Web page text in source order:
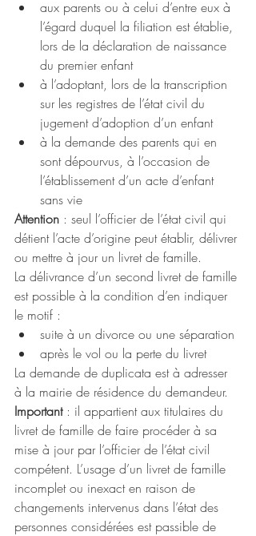
aux parents ou à celui d’entre eux à
l’égard duquel la filiation est établie,
lors de la déclaration de naissance
du premier enfant
à l’adoptant, lors de la transcription
sur les registres de l’état civil du
jugement d’adoption d’un enfant
à la demande des parents qui en
sont dépourvus, à l’occasion de
l’établissement d’un acte d’enfant
sans vie
Attention : seul l’officier de l’état civil qui
détient l’acte d’origine peut établir, délivrer
ou mettre à jour un livret de famille.
La délivrance d’un second livret de famille
est possible à la condition d’en indiquer
le motif :
suite à un divorce ou une séparation
après le vol ou la perte du livret
La demande de duplicata est à adresser
à la mairie de résidence du demandeur.
Important : il appartient aux titulaires du
livret de famille de faire procéder à sa
mise à jour par l’officier de l’état civil
compétent. L’usage d’un livret de famille
incomplet ou inexact en raison de
changements intervenus dans l’état des
personnes considérées est passible de